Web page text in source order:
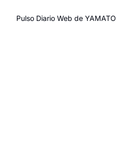
Pulso Diario Web de YAMATO